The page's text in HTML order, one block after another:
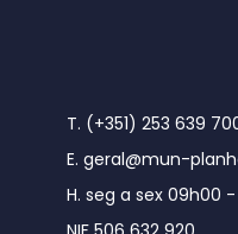
T. (+351) 253 639
E. geral@mun-
H. seg a sex 09h00